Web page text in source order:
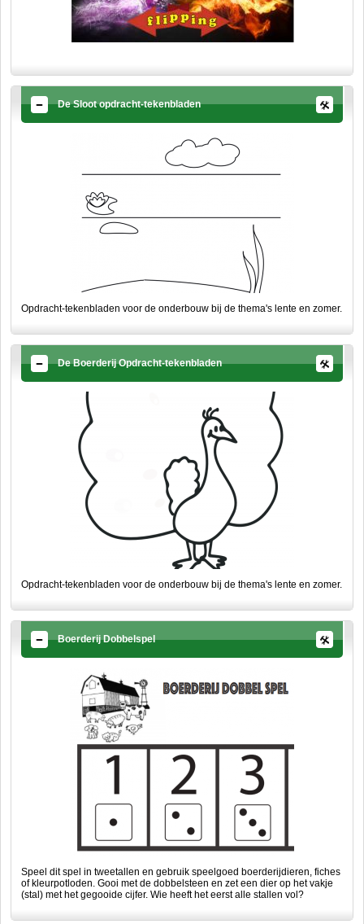
De Sloot opdracht-tekenbladen
Opdracht-tekenbladen voor de onderbouw bij de thema's lente en zomer.
De Boerderij Opdracht-tekenbladen
Opdracht-tekenbladen voor de onderbouw bij de thema's lente en zomer.
Boerderij Dobbelspel
Speel dit spel in tweetallen en gebruik speelgoed boerderijdieren, fiches
of kleurpotloden. Gooi met de dobbelsteen en zet een dier op het vakje
(stal) met het gegooide cijfer. Wie heeft het eerst alle stallen vol?